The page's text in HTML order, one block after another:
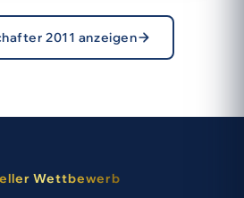
2011 anzeigen
Wettbewerb